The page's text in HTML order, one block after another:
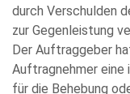
durch Verschulden
zur Gegenleistung
Der Auftraggeber
Auftragnehmer
für die Behebung